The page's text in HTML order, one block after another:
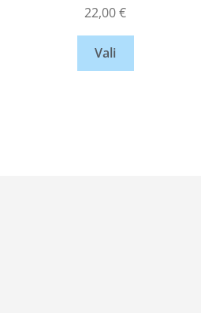
22,00€
Vali